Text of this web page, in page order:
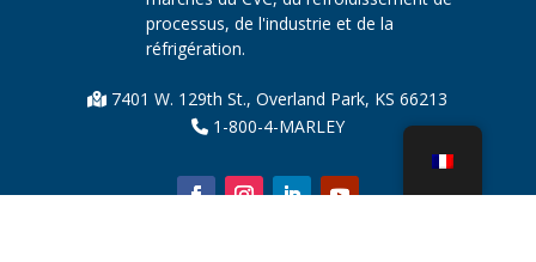
processus, de l'industrie et de la
réfrigération.
7401 W. 129th St., Overland Park, KS 66213
1-800-4-MARLEY